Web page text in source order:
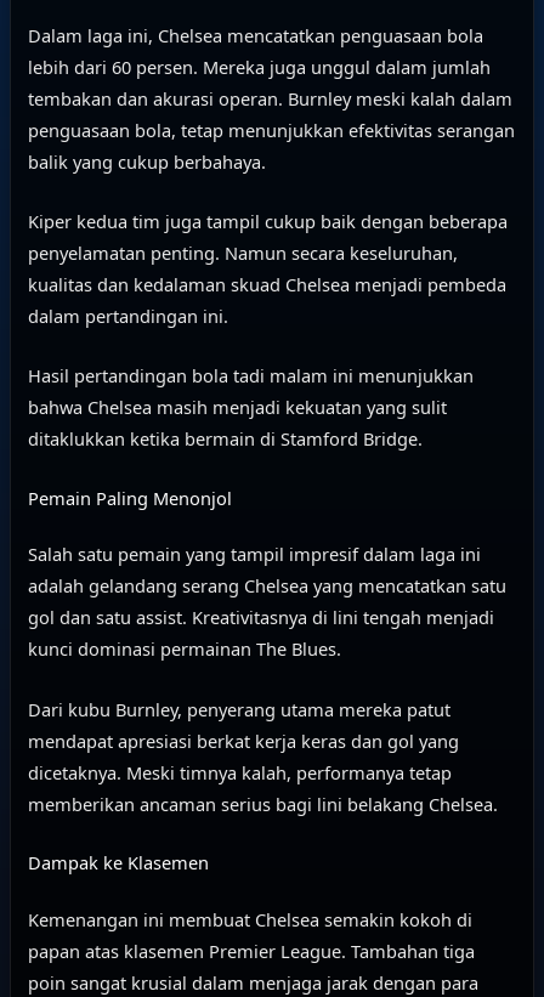
Dalam laga ini, Chelsea mencatatkan penguasaan bola
lebih dari 60 persen. Mereka juga unggul dalam jumlah
tembakan dan akurasi operan. Burnley meski kalah dalam
penguasaan bola, tetap menunjukkan efektivitas serangan
balik yang cukup berbahaya.
Kiper kedua tim juga tampil cukup baik dengan beberapa
penyelamatan penting. Namun secara keseluruhan,
kualitas dan kedalaman skuad Chelsea menjadi pembeda
dalam pertandingan ini.
Hasil pertandingan bola tadi malam ini menunjukkan
bahwa Chelsea masih menjadi kekuatan yang sulit
ditaklukkan ketika bermain di Stamford Bridge.
Pemain Paling Menonjol
Salah satu pemain yang tampil impresif dalam laga ini
adalah gelandang serang Chelsea yang mencatatkan satu
gol dan satu assist. Kreativitasnya di lini tengah menjadi
kunci dominasi permainan The Blues.
Dari kubu Burnley, penyerang utama mereka patut
mendapat apresiasi berkat kerja keras dan gol yang
dicetaknya. Meski timnya kalah, performanya tetap
memberikan ancaman serius bagi lini belakang Chelsea.
Dampak ke Klasemen
Kemenangan ini membuat Chelsea semakin kokoh di
papan atas klasemen Premier League. Tambahan tiga
poin sangat krusial dalam menjaga jarak dengan para